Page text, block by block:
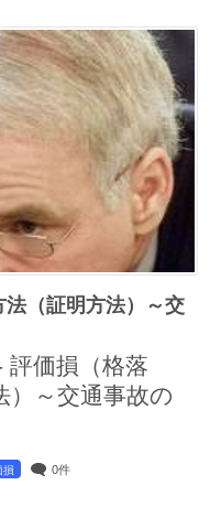
（証明方法）～交
損 0件